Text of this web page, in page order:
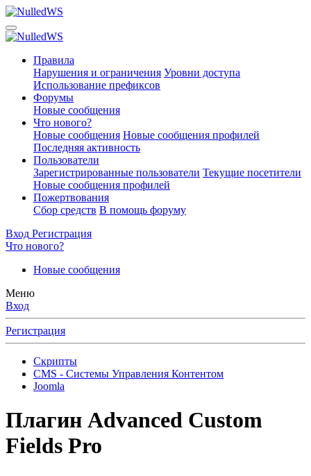
Правила
Нарушения и ограничения Уровни доступа
Использование префиксов
Форумы
Новые сообщения
Что нового?
Новые сообщения Новые сообщения профилей
Последняя активность
Пользователи
Зарегистрированные пользователи Текущие посетители
Новые сообщения профилей
Пожертвования
Сбор средств В помощь форуму
Вход Регистрация
Что нового?
Новые сообщения
Меню
Вход
Регистрация
Скрипты
CMS - Системы Управления Контентом
Joomla
Плагин Advanced Custom
Fields Pro